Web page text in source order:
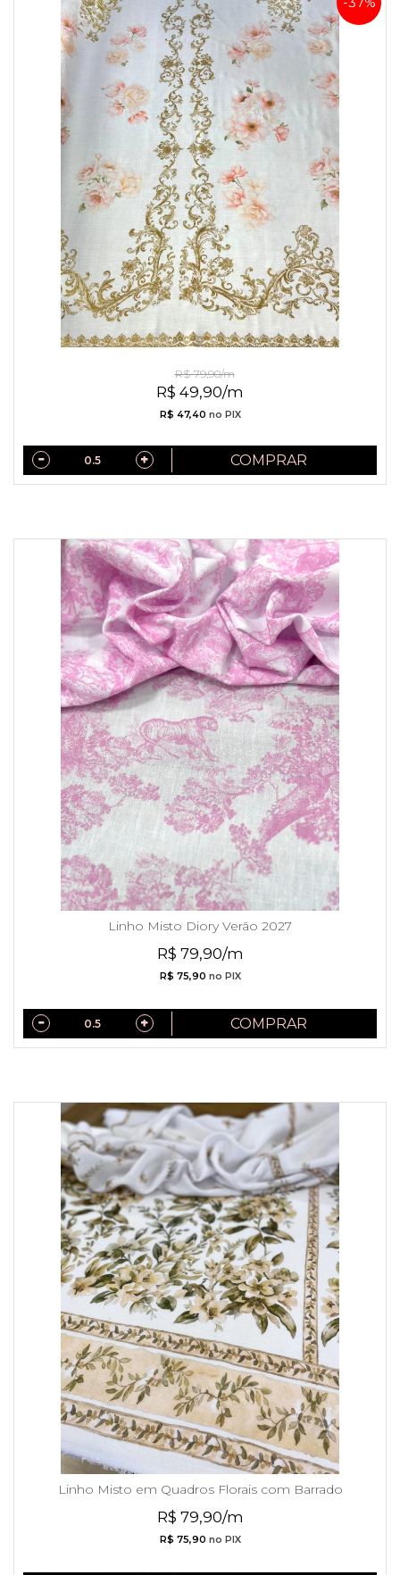
R$ 49,90/m
R$ 79,90/m
R$ 47,40 no PIX
COMPRAR
Linho Misto Diory Verão 2027
R$ 79,90/m
R$ 75,90 no PIX
COMPRAR
Linho Misto em Quadros Florais com Barrado
R$ 79,90/m
R$ 75,90 no PIX